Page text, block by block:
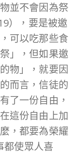
並不會因為祭
），要是被邀
可以吃那些食
」，但如果邀
物」，就要因
而言，信徒的
了一份自由，
這份自由上加
，都要為榮耀
都使眾人喜